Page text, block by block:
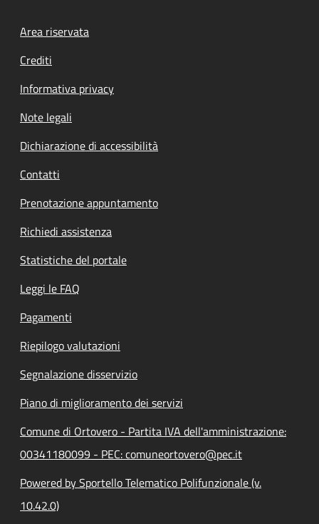
Footer menu
Area riservata
Crediti
Informativa privacy
Note legali
Dichiarazione di accessibilità
Contatti
Prenotazione appuntamento
Richiedi assistenza
Statistiche del portale
Leggi le FAQ
Pagamenti
Riepilogo valutazioni
Segnalazione disservizio
Piano di miglioramento dei servizi
Comune di Ortovero - Partita IVA dell'amministrazione:
00341180099 - PEC: comuneortovero@pec.it
Powered by Sportello Telematico Polifunzionale (v.
10.42.0)